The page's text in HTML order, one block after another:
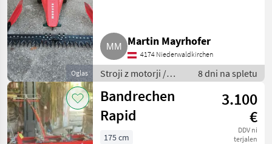
Oglas
Martin Mayrhofer
4174 Niederwaldkirchen
Stroji z motorji /
Motorna kosilnica/
prekopalnik
8 dni na spletu
Bandrechen
Rapid
3.100
€
DDV ni
terjalen
175 cm